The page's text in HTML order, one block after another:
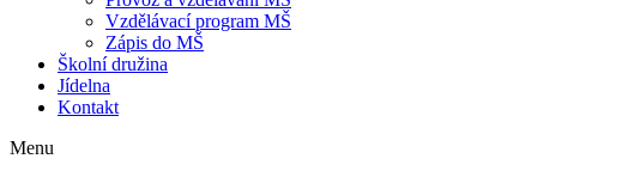
Vzdělávací program MŠ
Zápis do MŠ
Školní družina
Jídelna
Kontakt
Menu